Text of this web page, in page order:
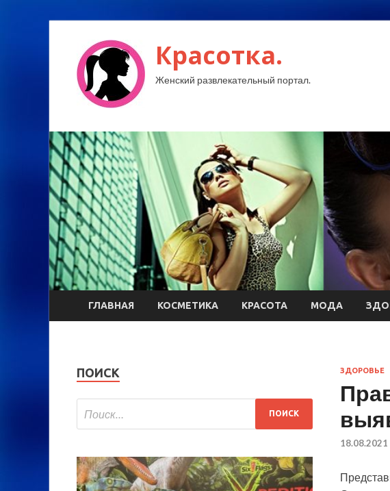
Красотка.
Женский развлекательный портал.
ГЛАВНАЯ КОСМЕТИКА КРАСОТА МОДА
ЗДОРОВЬЕ
18.08.2021
ПОИСК